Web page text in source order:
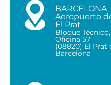
BARCELONA
Aeropuerto
El Prat
Bloque Técnico,
Oficina 57
(08820) El Prat
Barcelona